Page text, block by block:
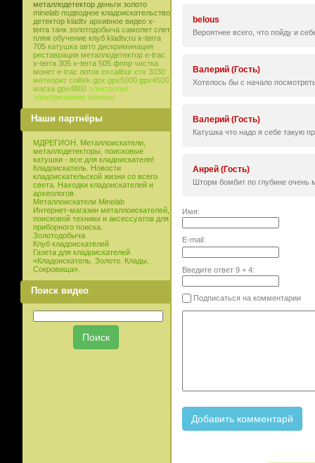
металлодетектор деньги золото
minelab подводное кладоискательство
детектор kladtv архивное видео x-
terra танк золотодобыча самолет слет
пляж обучение клуб kladtv,ru x-terra
705 катушка авто дискриминация
реставрация металлодетектор e-trac
x-terra 305 x-terra 505 фппр чистка
монет e-trac лоток excalibur стх 3030
метеорит coiltek gpx gpx5000 gpx4500
маска gpx4800 электролиз
электрические помехи
Наши партнёры
МДРЕГИОН. Металлоискатели,
металлодетекторы, поисковые
катушки - все для кладоискателя!
Кладоискатель. Новости
кладоискательской жизни со всего
света. Находки кладоискателей и
археологов.
Металлоискатели Minelab
Интернет-магазин металлоискателей,
поисковой техники и аксессуатов для
приборного поиска.
Золотодобыча
Клуб кладоискателей
Газета для кладоискателей
«Кладоискатель. Золото. Клады.
Сокровища».
Поиск видео
belous
Вероятнее всего, что пойду и
Валерий (Гость)
Хотелось бы с начало
Валерий (Гость)
Катушка что надо я себе такую
Анрей (Гость)
Шторм бомбит по глубине очень
Имя:
E-mail:
Введите ответ 9+ 4:
Подписаться на комментарии